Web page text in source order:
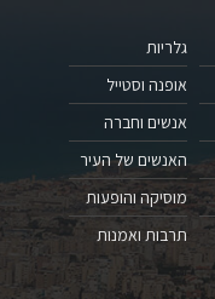
גלריות
אופנה וסטייל
אנשים וחברה
האנשים של העיר
מוסיקה והופעות
תרבות ואמנות